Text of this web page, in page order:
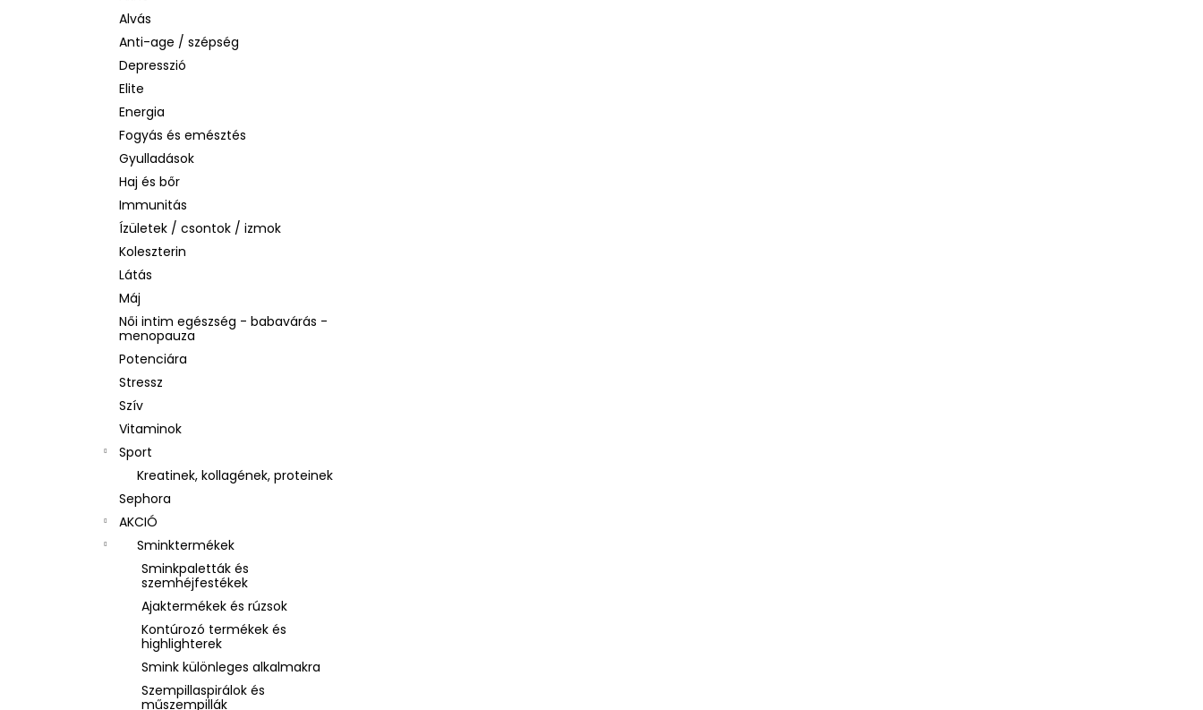
Alvás
Anti-age / szépség
Depresszió
Elite
Energia
Fogyás és emésztés
Gyulladások
Haj és bőr
Immunitás
Ízületek / csontok / izmok
Koleszterin
Látás
Máj
Női intim egészség - babavárás -
menopauza
Potenciára
Stressz
Szív
Vitaminok
Sport
Kreatinek, kollagének, proteinek
Sephora
AKCIÓ
Sminktermékek
Sminkpaletták és
szemhéjfestékek
Ajaktermékek és rúzsok
Kontúrozó termékek és
highlighterek
Smink különleges alkalmakra
Szempillaspirálok és
műszempillák
BIODERMA PHOTODERM AQUAFLUID
INVISIBLE SPF 50+ – LÁTHATATLAN
ARCVÉDŐ KRÉM, 40 ML
2 480 Ft
Korábbi: 6 870 Ft